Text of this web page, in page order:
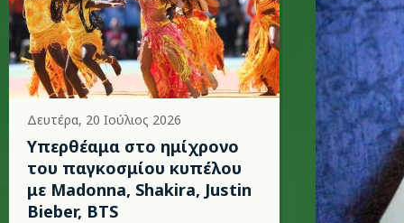
Δευτέρα, 20 Ιούλιος 2026
Υπερθέαμα στο ημίχρονο
του παγκοσμίου κυπέλου
με Madonna, Shakira, Justin
Bieber, BTS